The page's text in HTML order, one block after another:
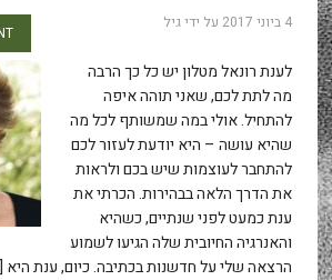
4 ביוני 2017 על ידיגיל
לענת רונאל מטלון יש כל כך הרבה
מה לתת לכם, שאני תוהה איפה
להתחיל. אולי במה שמשותף לכל מה
שהיא עושה – היא יודעת לעזור לכם
להתחבר לעוצמות שיש בכם ולראות
את הדרך הלאה בבהירות. הכרתי את
ענת כמעט לפני שנתיים, כשהיא
והאנרגיה החיובית שלה הגיעו לשמוע
הרצאה שלי על חדשנות בכתיבה. כיום, ענת היא